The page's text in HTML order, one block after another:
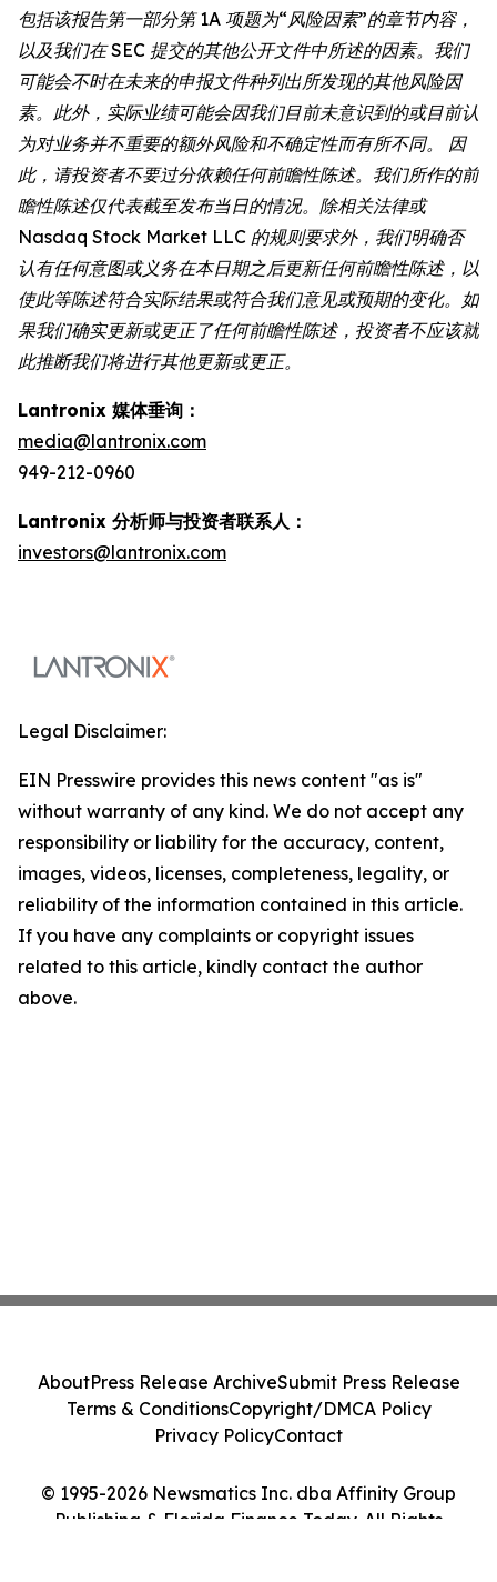
包括该报告第一部分第 1A 项题为“风险因素”的章节内容，
以及我们在 SEC 提交的其他公开文件中所述的因素。我们
可能会不时在未来的申报文件种列出所发现的其他风险因
素。此外，实际业绩可能会因我们目前未意识到的或目前认
为对业务并不重要的额外风险和不确定性而有所不同。 因
此，请投资者不要过分依赖任何前瞻性陈述。我们所作的前
瞻性陈述仅代表截至发布当日的情况。除相关法律或
Nasdaq Stock Market LLC 的规则要求外，我们明确否
认有任何意图或义务在本日期之后更新任何前瞻性陈述，以
使此等陈述符合实际结果或符合我们意见或预期的变化。如
果我们确实更新或更正了任何前瞻性陈述，投资者不应该就
此推断我们将进行其他更新或更正。
Lantronix 媒体垂询：
media@lantronix.com
949-212-0960
Lantronix 分析师与投资者联系人：
investors@lantronix.com
Legal Disclaimer:
EIN Presswire provides this news content "as is"
without warranty of any kind. We do not accept any
responsibility or liability for the accuracy, content,
images, videos, licenses, completeness, legality, or
reliability of the information contained in this article.
If you have any complaints or copyright issues
related to this article, kindly contact the author
above.
© 1995-2026 Newsmatics Inc. dba Affinity Group
Publishing & Florida Finance Today. All Rights
AboutPress Release ArchiveSubmit Press Release
Terms & ConditionsCopyright/DMCA Policy
Privacy PolicyContact